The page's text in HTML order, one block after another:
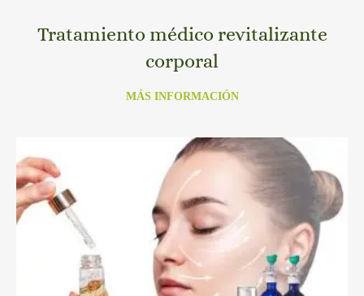
Tratamiento médico revitalizante
corporal
MÁS INFORMACIÓN